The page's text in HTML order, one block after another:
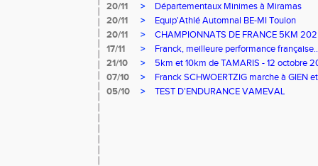
20/11
>
Départementaux Minimes à Miramas
20/11
>
Equip'Athlé Automnal BE-MI Toulon
20/11
>
CHAMPIONNATS DE FRANCE 5KM
17/11
>
Franck, meilleure performance
21/10
>
5km et 10km de TAMARIS - 12 octobre
07/10
>
Franck SCHWOERTZIG marche à GIEN
05/10
> TEST D'ENDURANCE VAMEVAL